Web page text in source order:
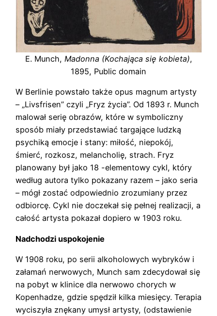
E. Munch, Madonna (Kochająca się kobieta),
1895, Public domain
W Berlinie powstało także opus magnum artysty
– „Livsfrisen” czyli „Fryz życia”. Od 1893 r. Munch
malował serię obrazów, które w symboliczny
sposób miały przedstawiać targające ludzką
psychiką emocje i stany: miłość, niepokój,
śmierć, rozkosz, melancholię, strach. Fryz
planowany był jako 18 -elementowy cykl, który
według autora tylko pokazany razem – jako seria
– mógł zostać odpowiednio zrozumiany przez
odbiorcę. Cykl nie doczekał się pełnej realizacji, a
całość artysta pokazał dopiero w 1903 roku.
Nadchodzi uspokojenie
W 1908 roku, po serii alkoholowych wybryków i
załamań nerwowych, Munch sam zdecydował się
na pobyt w klinice dla nerwowo chorych w
Kopenhadze, gdzie spędził kilka miesięcy. Terapia
wyciszyła znękany umysł artysty, (odstawienie